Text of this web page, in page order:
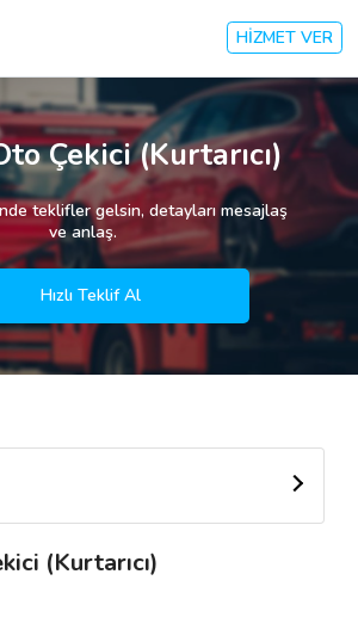
HİZMET VER
Çekici (Kurtarıcı)
teklifler gelsin, detayları mesajlaş
ve anlaş.
Hızlı Teklif Al
(Kurtarıcı)